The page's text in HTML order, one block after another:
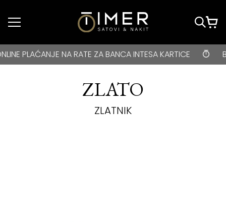
Idi do glavnog
BESPLATNA DOSTAVA za kupovine veće od 3000 rsd •
NA RATE ZA BANCA INTESA KARTICE
ZLATO
ZLATNIK